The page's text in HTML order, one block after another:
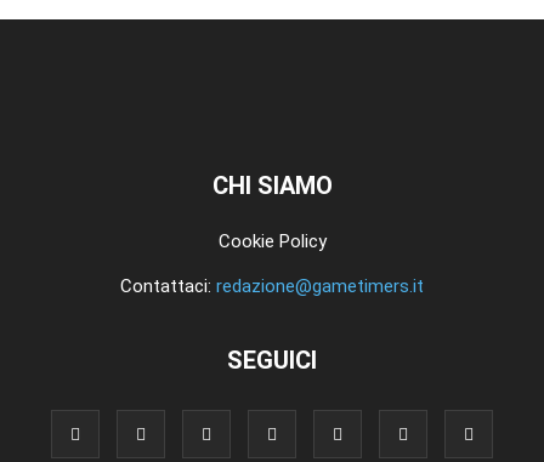
CHI SIAMO
Cookie Policy
Contattaci: redazione@gametimers.it
SEGUICI